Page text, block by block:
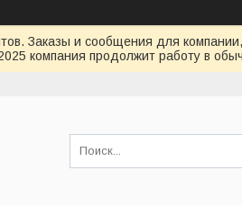
Заказы и сообщения для
компания продолжит работу в